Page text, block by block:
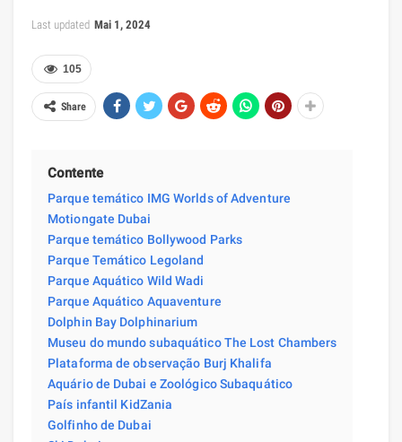
Last updated Mai 1, 2024
105
Share
Contente
Parque temático IMG Worlds of Adventure
Motiongate Dubai
Parque temático Bollywood Parks
Parque Temático Legoland
Parque Aquático Wild Wadi
Parque Aquático Aquaventure
Dolphin Bay Dolphinarium
Museu do mundo subaquático The Lost Chambers
Plataforma de observação Burj Khalifa
Aquário de Dubai e Zoológico Subaquático
País infantil KidZania
Golfinho de Dubai